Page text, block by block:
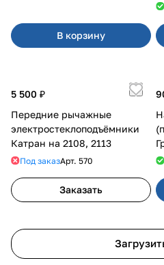
В корзину
5 500 ₽
Передние рычажные
электростеклоподъёмники
Катран на 2108, 2113
Под заказАрт. 570
Заказать